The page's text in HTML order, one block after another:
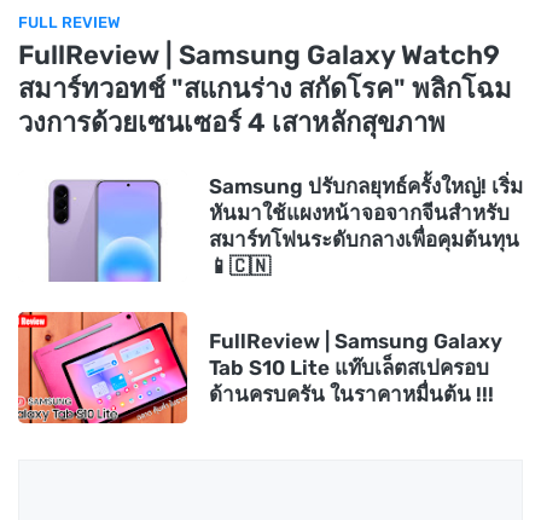
FULL REVIEW
FullReview | Samsung Galaxy Watch9
สมาร์ทวอทช์ "สแกนร่าง สกัดโรค" พลิกโฉม
วงการด้วยเซนเซอร์ 4 เสาหลักสุขภาพ
Samsung ปรับกลยุทธ์ครั้งใหญ่! เริ่ม
หันมาใช้แผงหน้าจอจากจีนสำหรับ
สมาร์ทโฟนระดับกลางเพื่อคุมต้นทุน
📱🇨🇳
FullReview | Samsung Galaxy
Tab S10 Lite แท๊บเล็ตสเปครอบ
ด้านครบครัน ในราคาหมื่นต้น !!!